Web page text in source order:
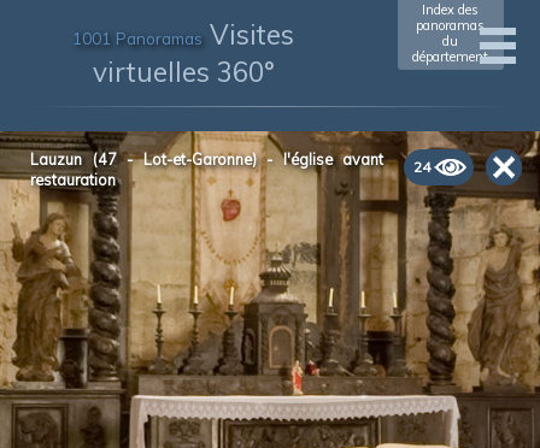
1001 Panoramas Visites
virtuelles 360°
Index des
panoramas
du
département
24
Lauzun (47 - Lot-et-Garonne) - l'église avant
restauration